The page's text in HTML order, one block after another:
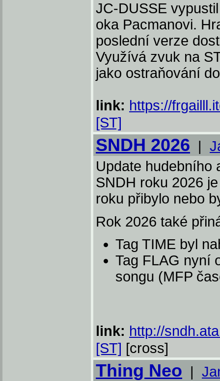
JC-DUSSE
oka Pacmanovi.
poslední verze
Využívá zvuk na
jako ostraňování
link: https://
[ST]
SNDH 2026 |
Update hudebního
SNDH roku 2026
roku přibylo nebo
Rok 2026 také
Tag TIME byl
Tag FLAG nyní
songu (MFP
link: http://
[ST] [cross]
Thing Neo |